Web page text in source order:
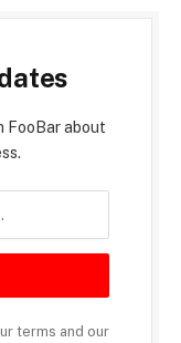
FooBar about
terms and our